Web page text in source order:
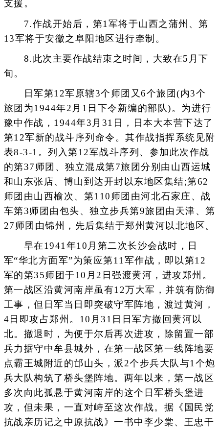
支援。
7.作战开始后，第1军将于山西之蒲州、第
13军将于安徽之阜阳地区进行牵制。
8.此次主要作战结束之时间，大致在5月下
旬。
日军第12军原辖3个师团又6个旅团(内3个
旅团为1944年2月1日下令新编的部队)。为进行
豫中作战，1944年3月31日，日本大本营下达了
第12军新的战斗序列命令。其作战指挥系统见附
表8-3-1。列入第12军战斗序列、参加此次作战
的第37师团、独立混成第7旅团分别由山西运城
和山东张店、博山到达开封以东地区集结;第62
师团由山西榆次、第110师团由河北石家庄、战
车第3师团由包头、独立步兵第9旅团由天津、第
27师团由锦州，先后集结于郑州黄河以北地区。
早在1941年10月第二次长沙会战时，日
军“华北方面军”为策应第11军作战，即以第12
军的第35师团于10月2日强渡黄河，进攻郑州。
第一战区沿黄河南岸虽有12万大军，并筑有防御
工事，但日军当日即突破守军阵地，渡过黄河，
4日即攻占郑州。10月31日日军方撤回黄河以
北。撤退时，为便于尔后再次进攻，除留置一部
兵力据守中牟县城外，在第一战区第一线阵地要
点霸王城附近的邙山头，派2个步兵大队与1个炮
兵大队构筑了桥头堡阵地。两年以来，第一战区
多次向此孤悬于黄河南岸的这个日军桥头堡进
攻，但未果，一直对峙至这次作战。据《国民党
抗战亲历记之中原抗战》一书中李少棠、王忠干